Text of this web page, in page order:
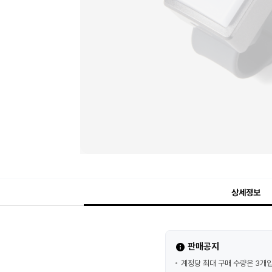
상세정보
판매공지
계정당 최대 구매 수량은 3개